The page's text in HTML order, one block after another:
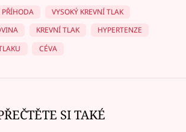
VYSOKÝ KREVNÍ TLAK
KREVNÍ TLAK
HYPERTENZE
CÉVA
SI TAKÉ